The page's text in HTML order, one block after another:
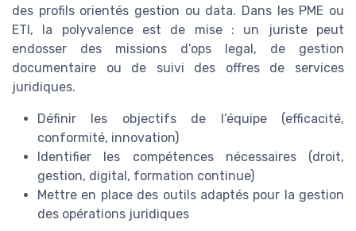
des profils orientés gestion ou data. Dans les PME ou
ETI, la polyvalence est de mise : un juriste peut
endosser des missions d’ops legal, de gestion
documentaire ou de suivi des offres de services
juridiques.
Définir les objectifs de l’équipe (efficacité,
conformité, innovation)
Identifier les compétences nécessaires (droit,
gestion, digital, formation continue)
Mettre en place des outils adaptés pour la gestion
des opérations juridiques